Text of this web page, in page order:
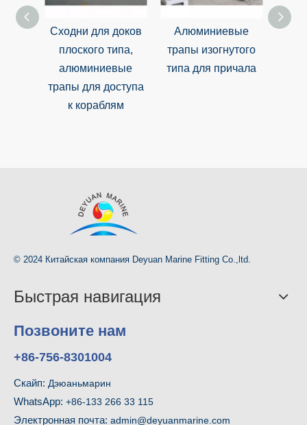
Сходни для доков
плоского типа,
алюминиевые
трапы для доступа
к кораблям
Алюминиевые
трапы изогнутого
типа для причала
© 2024 Китайская компания Deyuan Marine Fitting Co.,ltd.
Быстрая навигация
Позвоните нам
+86-756-8301004
Скайп: Дэюаньмарин
WhatsApp: +86-133 266 33 115
Электронная почта: admin@deyuanmarine.com